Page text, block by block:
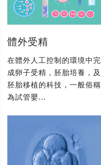
體外受精
在體外人工控制的環境中完
成卵子受精，胚胎培養，及
胚胎移植的科技，一般俗稱
為試管嬰...